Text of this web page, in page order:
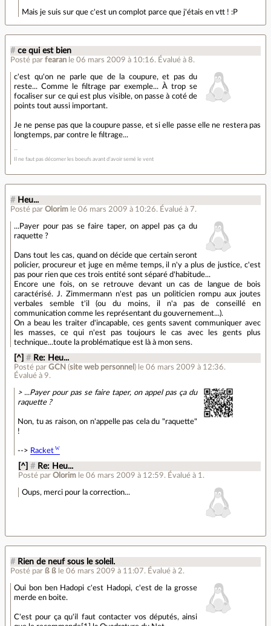
Mais je suis sur que c'est un complot parce que j'étais en vtt ! :P
# ce qui est bien
Posté par fearan le 06 mars 2009 à 10:16. Évalué à 8.
c'est qu'on ne parle que de la coupure, et pas du
reste... Comme le filtrage par exemple... À trop se
focaliser sur ce qui est plus visible, on passe à coté de
points tout aussi important.
Je ne pense pas que la coupure passe, et si elle passe elle ne restera pas
longtemps, par contre le filtrage...
Il ne faut pas décorner les boeufs avant d'avoir semé le vent
# Heu...
Posté par Olorim le 06 mars 2009 à 10:26. Évalué à 7.
...Payer pour pas se faire taper, on appel pas ça du
raquette ?
Dans tout les cas, quand on décide que certain seront
policier, procureur et juge en même temps, il n'y a plus de justice, c'est
pas pour rien que ces trois entité sont séparé d'habitude...
Encore une fois, on se retrouve devant un cas de langue de bois
caractérisé. J. Zimmermann n'est pas un politicien rompu aux joutes
verbales semble t'il (ou du moins, il n'a pas de conseillé en
communication comme les représentant du gouvernement...).
On a beau les traiter d'incapable, ces gents savent communiquer avec
les masses, ce qui n'est pas toujours le cas avec les gents plus
technique...toute la problématique est là à mon sens.
[^] # Re: Heu...
Posté parGCN (site web personnel ) le 06 mars 2009 à 12:36.
Évalué à9.
> ...Payer pour pas se faire taper, on appel pas ça du
raquette ?
Non, tu as raison, on n'appelle pas cela du "raquette"
!
--> Racket
[^] # Re: Heu...
Posté par Olorim le 06 mars 2009 à 12:59. Évalué à 1 .
Oups, merci pour la correction...
# Rien de neuf sous le soleil.
Posté par ß ß le 06 mars 2009 à 11:07. Évalué à 2.
Oui bon ben Hadopi c'est Hadopi, c'est de la grosse
merde en boite.
C'est pour ça qu'il faut contacter vos députés, ainsi